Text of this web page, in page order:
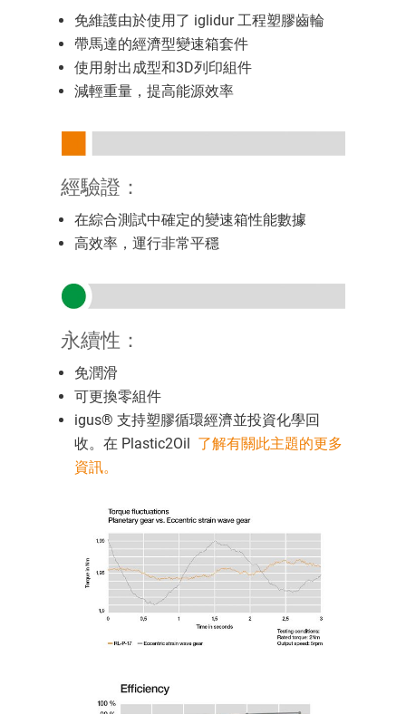
免維護由於使用了 iglidur 工程塑膠齒輪
帶馬達的經濟型變速箱套件
使用射出成型和3D列印組件
減輕重量，提高能源效率
經驗證：
在綜合測試中確定的變速箱性能數據
高效率，運行非常平穩
永續性：
免潤滑
可更換零組件
igus® 支持塑膠循環經濟並投資化學回
收。在 Plastic2Oil 了解有關此主題的更多
資訊。